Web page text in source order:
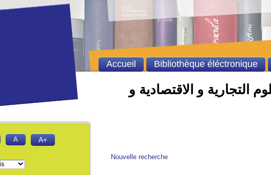
التجارية و الاقتصادية و
Nouvelle recherche
Accueil Bibliothèque éléctronique
A A+